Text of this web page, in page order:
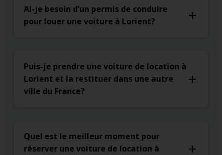
Ai-je besoin d’un permis de conduire
pour louer une voiture à Lorient?
Puis-je prendre une voiture de location à
Lorient et la restituer dans une autre
ville du France?
Quel est le meilleur moment pour
réserver une voiture de location à